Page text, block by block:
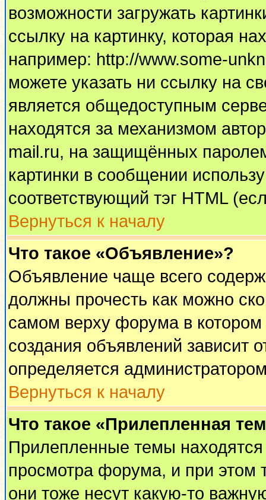
возможности загружать
ссылку на картинку, которая
например: http://www.some-
можете указать ни ссылку на
является общедоступным
находятся за механизмом
mail.ru, на защищённых
картинки в сообщении
соответствующий тэг HTML
Вернуться к началу
Что такое «Объявление»?
Объявление чаще всего
должны прочесть как можно
самом верху форума в
создания объявлений зависит
определяется
Вернуться к началу
Что такое «Прилепленная
Прилепленные темы
просмотра форума, и при этом
они тоже несут какую-то